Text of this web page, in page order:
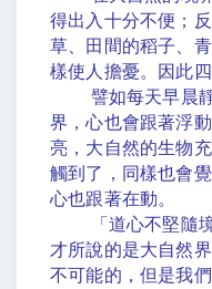
得出入十分不便；
草、田間的稻子、
樣使人擔憂。因此
譬如每天早晨靜
界，心也會跟著浮
亮，大自然的生物
觸到了，同樣也會
心也跟著在動。
「道心不堅隨境
才所說的是大自然
不可能的，但是我